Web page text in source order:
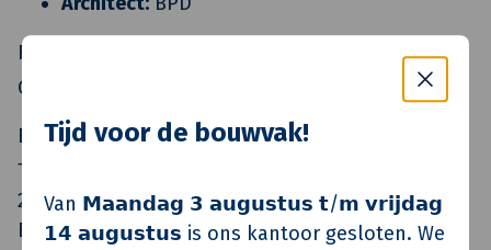
Tijd voor de bouwvak!
Van 𝗠𝗮𝗮𝗻𝗱𝗮𝗴 𝟯 𝗮𝘂𝗴𝘂𝘀𝘁𝘂𝘀 𝘁/𝗺 𝘃𝗿𝗶𝗷𝗱𝗮𝗴
𝟭𝟰 𝗮𝘂𝗴𝘂𝘀𝘁𝘂𝘀 is ons kantoor gesloten. We
Rol Adriaan van Erk
Ontwikkeling en realisatie door Adriaan van Erk
Bijzonderheden
Totaal aantal woningen in project Weespersluis:
2.750 woningen waarvan 57% door Adriaan van
Erk en BPD ontwikkeld wordt.